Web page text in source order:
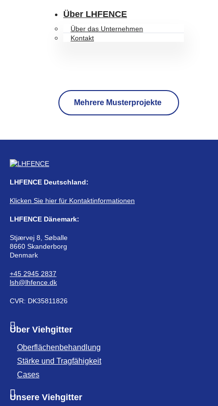
Über LHFENCE
Über das Unternehmen
Kontakt
Mehrere Musterprojekte
LHFENCE Deutschland:
Klicken Sie hier für Kontaktinformationen
LHFENCE Dänemark:
Stjærvej 8, Søballe
8660 Skanderborg
Denmark
+45 2945 2837
lsh@lhfence.dk
CVR: DK35811826
Über Viehgitter
Oberflächenbehandlung
Stärke und Tragfähigkeit
Cases
Unsere Viehgitter